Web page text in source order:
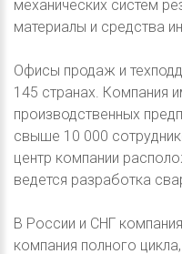
механических систем
материалы и средства
Офисы продаж и
145 странах. Компания
производственных
свыше 10 000
центр компании
ведется разработка
В России и СНГ
компания полного